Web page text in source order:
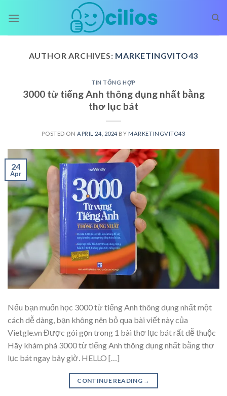
AUTHOR ARCHIVES: MARKETINGVITO43
TIN TỔNG HỢP
3000 từ tiếng Anh thông dụng nhất bằng
thơ lục bát
POSTED ON APRIL 24, 2024 BY MARKETINGVITO43
24
Apr
Nếu bạn muốn học 3000 từ tiếng Anh thông dụng nhất một
cách dễ dàng, bạn không nên bỏ qua bài viết này của
Vietgle.vn Được gói gọn trong 1 bài thơ lục bát rất dễ thuộc
Hãy khám phá 3000 từ tiếng Anh thông dụng nhất bằng thơ
lục bát ngay bây giờ. HELLO […]
CONTINUE READING →